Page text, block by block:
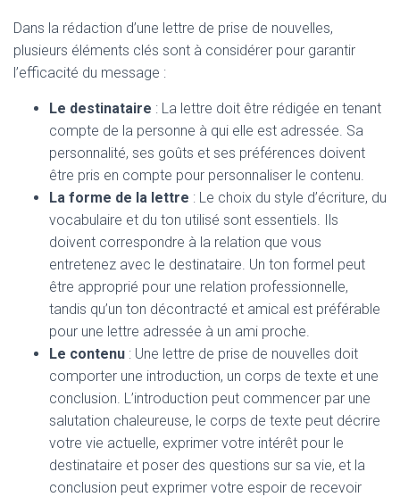
Dans la rédaction d’une lettre de prise de nouvelles,
plusieurs éléments clés sont à considérer pour garantir
l’efficacité du message :
Le destinataire : La lettre doit être rédigée en tenant
compte de la personne à qui elle est adressée. Sa
personnalité, ses goûts et ses préférences doivent
être pris en compte pour personnaliser le contenu.
La forme de la lettre : Le choix du style d’écriture, du
vocabulaire et du ton utilisé sont essentiels. Ils
doivent correspondre à la relation que vous
entretenez avec le destinataire. Un ton formel peut
être approprié pour une relation professionnelle,
tandis qu’un ton décontracté et amical est préférable
pour une lettre adressée à un ami proche.
Le contenu : Une lettre de prise de nouvelles doit
comporter une introduction, un corps de texte et une
conclusion. L’introduction peut commencer par une
salutation chaleureuse, le corps de texte peut décrire
votre vie actuelle, exprimer votre intérêt pour le
destinataire et poser des questions sur sa vie, et la
conclusion peut exprimer votre espoir de recevoir